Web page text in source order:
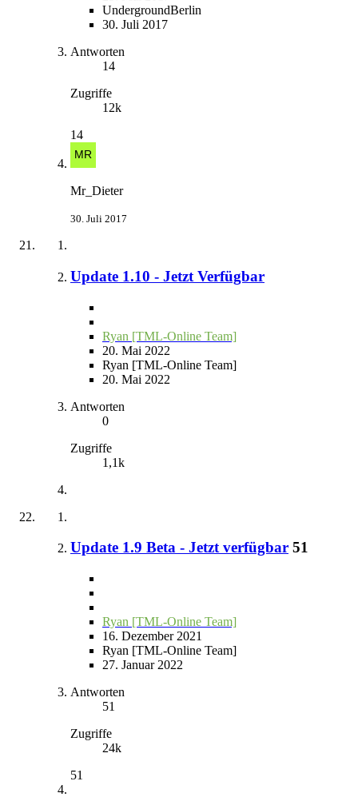
UndergroundBerlin
30. Juli 2017
Antworten
14
Zugriffe
12k
14
Mr_Dieter
30. Juli 2017
Update 1.10 - Jetzt Verfügbar
Ryan [TML-Online Team]
20. Mai 2022
Ryan [TML-Online Team]
20. Mai 2022
Antworten
0
Zugriffe
1,1k
Update 1.9 Beta - Jetzt verfügbar 51
Ryan [TML-Online Team]
16. Dezember 2021
Ryan [TML-Online Team]
27. Januar 2022
Antworten
51
Zugriffe
24k
51